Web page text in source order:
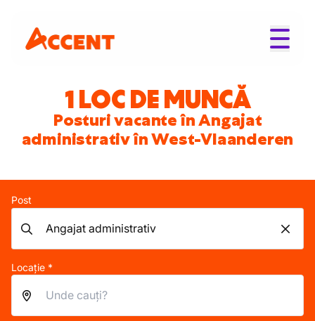
1 LOC DE MUNCĂ
Posturi vacante în Angajat
administrativ în West-Vlaanderen
Post
Locație *